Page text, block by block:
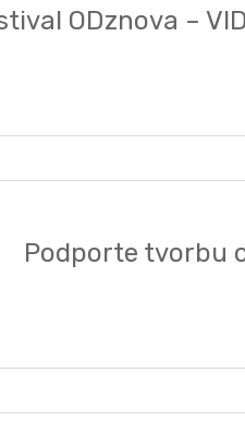
ODznova –
Podporte tvorbu